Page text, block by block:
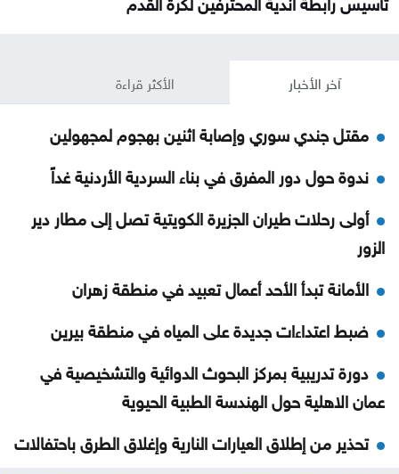
آخر الأخبار الأكثر قراءة
مقتل جندي سوري وإصابة اثنين بهجوم لمجهولين
ندوة حول دور المفرق في بناء السردية الأردنية غداً
أولى رحلات طيران الجزيرة الكويتية تصل إلى مطار دير
الزور
الأمانة تبدأ الأحد أعمال تعبيد في منطقة زهران
ضبط اعتداءات جديدة على المياه في منطقة بيرين
دورة تدريبية بمركز البحوث الدوائية والتشخيصية في
عمان الاهلية حول الهندسة الطبية الحيوية
تحذير من إطلاق العيارات النارية وإغلاق الطرق باحتفالات